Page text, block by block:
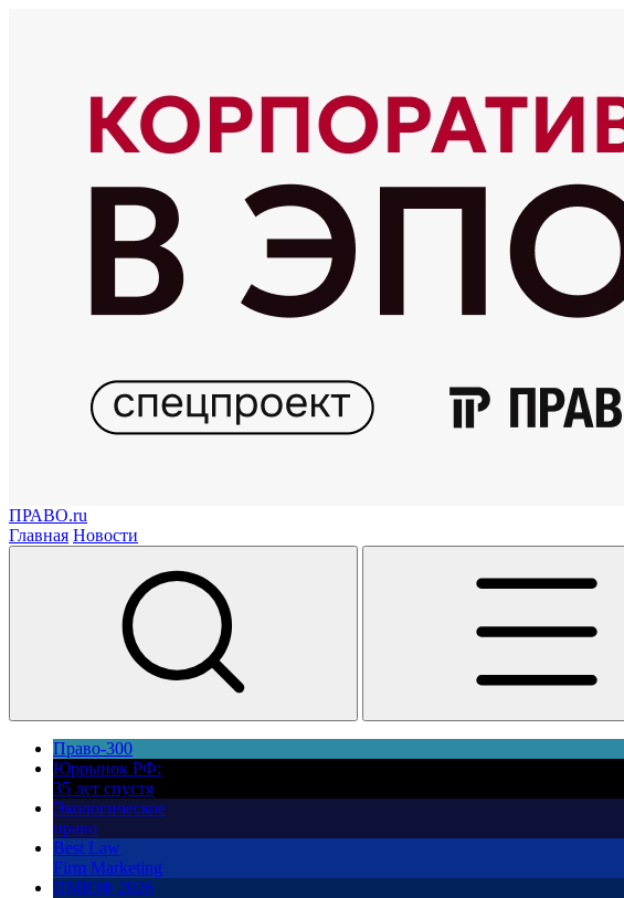
ПРАВО.ru
Главная Новости
Право-300
Юррынок РФ:
35 лет спустя
Экологическое
право
Best Law
Firm Marketing
ПМЮФ 2026